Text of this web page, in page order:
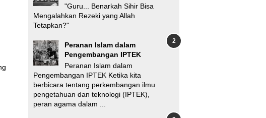
"Guru... Benarkah Sihir Bisa
Mengalahkan Rezeki yang Allah
Tetapkan?"
Peranan Islam dalam
Pengembangan IPTEK
Peranan Islam dalam
Pengembangan IPTEK Ketika kita
berbicara tentang perkembangan ilmu
pengetahuan dan teknologi (IPTEK),
peran agama dalam ...